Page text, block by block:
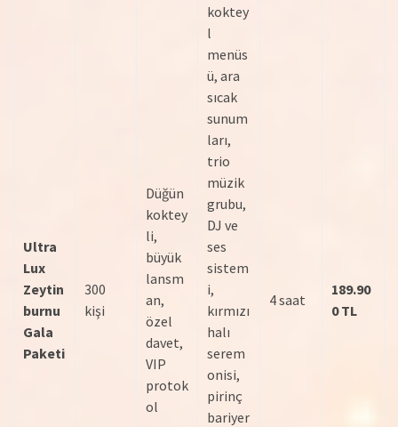
Ultra
Lux
Zeytin
burnu
Gala
Paketi
300
kişi
Düğün
koktey
li,
büyük
lansm
an,
özel
davet,
VIP
protok
ol
koktey
l
menüs
ü, ara
sıcak
sunum
ları,
trio
müzik
grubu,
DJ ve
ses
sistem
i,
kırmızı
halı
serem
onisi,
pirinç
bariyer
4 saat
189.90
0 TL